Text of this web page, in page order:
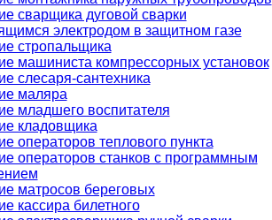
сварщика дуговой сварки
электродом в защитном газе
стропальщика
машиниста компрессорных установок
слесаря-сантехника
маляра
младшего воспитателя
кладовщика
операторов теплового пункта
операторов станков с программным
матросов береговых
кассира билетного